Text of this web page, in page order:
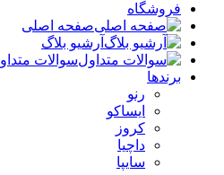
فروشگاه
صفحه اصلی
آرشیو بلاگ
سوالات
برندها
رنو
ایساکو
کروز
داچیا
سایپا